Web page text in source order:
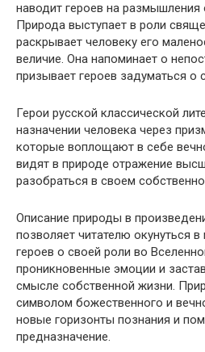
наводит героев на размышления
Природа выступает в роли
раскрывает человеку его
величие. Она напоминает о
призывает героев задуматься о
Герои русской классической
назначении человека через
которые воплощают в себе
видят в природе отражение
разобраться в своем
Описание природы в
позволяет читателю окунуться
героев о своей роли во
проникновенные эмоции и
смысле собственной жизни.
символом божественного и
новые горизонты познания и
предназначение.